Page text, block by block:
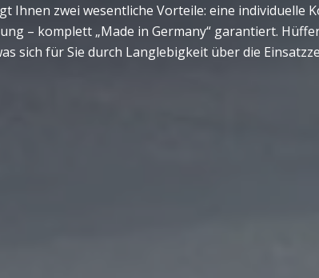
Ihnen zwei wesentliche Vorteile: eine individuelle
– komplett „Made in Germany“ garantiert.
sich für Sie durch Langlebigkeit über die